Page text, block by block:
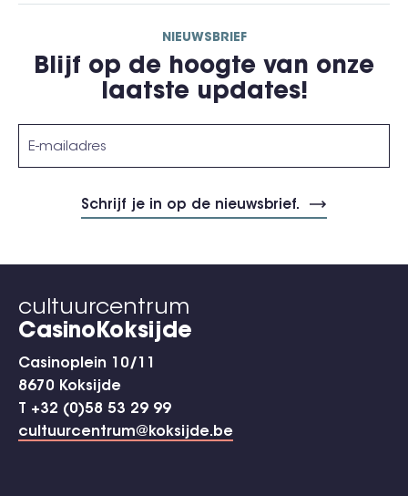
NIEUWSBRIEF
Blijf op de hoogte van onze
laatste updates!
cultuurcentrum
CasinoKoksijde
Casinoplein 10/11
8670 Koksijde
T +32 (0)58 53 29 99
cultuurcentrum@koksijde.be